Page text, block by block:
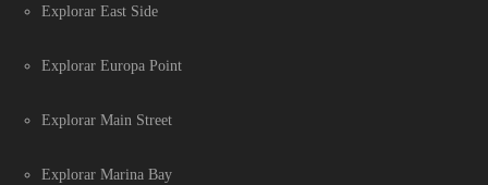
Explorar East Side
Explorar Europa Point
Explorar Main Street
Explorar Marina Bay